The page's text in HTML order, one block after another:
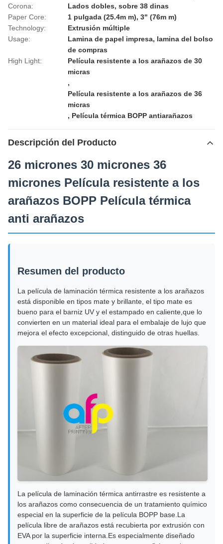
Corona:
Lados dobles, sobre 38 dinas
Paper Core:
1 pulgada (25.4m m), 3" (76m m)
Technology:
Extrusión múltiple
Usage:
Lamina de papel impresa, lamina del bolso
de compras
High Light:
Película resistente a los arañazos de 30
micras
,
Película resistente a los arañazos de 36
micras
, Película térmica BOPP antiarañazos
Descripción del Producto
26 micrones 30 micrones 36
micrones Película resistente a los
arañazos BOPP Película térmica
anti arañazos
Resumen del producto
La película de laminación térmica resistente a los arañazos
está disponible en tipos mate y brillante, el tipo mate es
bueno para el barniz UV y el estampado en caliente,que lo
convierten en un material ideal para el embalaje de lujo que
mejora el efecto excepcional, distinguido de otras huellas.
La película de laminación térmica antirrastre es resistente a
los arañazos como consecuencia de un tratamiento químico
especial en la superficie de la película BOPP base.La
película libre de arañazos está recubierta por extrusión con
EVA por la superficie interna.Es especialmente diseñado